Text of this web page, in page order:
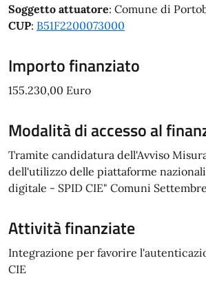
Soggetto attuatore: Comune di
CUP: B51F2200073000
Importo finanziato
155.230,00 Euro
Modalità di accesso al
Tramite candidatura dell'Avviso
dell'utilizzo delle piattaforme
digitale - SPID CIE" Comuni
Attività finanziate
Integrazione per favorire
CIE